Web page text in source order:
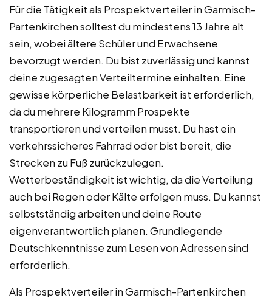
Für die Tätigkeit als Prospektverteiler in Garmisch-
Partenkirchen solltest du mindestens 13 Jahre alt
sein, wobei ältere Schüler und Erwachsene
bevorzugt werden. Du bist zuverlässig und kannst
deine zugesagten Verteiltermine einhalten. Eine
gewisse körperliche Belastbarkeit ist erforderlich,
da du mehrere Kilogramm Prospekte
transportieren und verteilen musst. Du hast ein
verkehrssicheres Fahrrad oder bist bereit, die
Strecken zu Fuß zurückzulegen.
Wetterbeständigkeit ist wichtig, da die Verteilung
auch bei Regen oder Kälte erfolgen muss. Du kannst
selbstständig arbeiten und deine Route
eigenverantwortlich planen. Grundlegende
Deutschkenntnisse zum Lesen von Adressen sind
erforderlich.
Als Prospektverteiler in Garmisch-Partenkirchen